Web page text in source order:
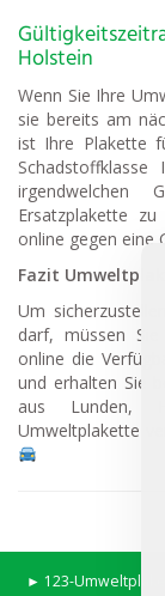
Holstein
Wenn Sie Ihre
sie bereits am
ist Ihre Plakette
Ersatzplakette
online gegen eine
Fazit
Um
darf, müssen
online die
und erhalten Sie
aus Lunden,
Umweltplakette
► 123-